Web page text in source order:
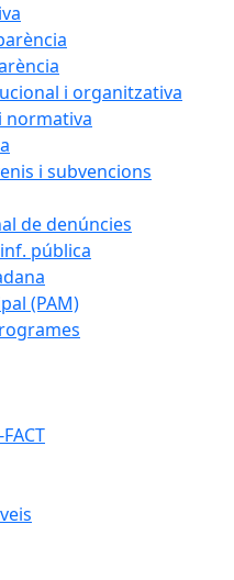
i organitzativa
normativa
i subvencions
de denúncies
pública
(PAM)